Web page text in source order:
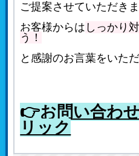
ご提案させていただきま
お客様からは しっかり
う！
と感謝のお言葉をいた
👉お問い合わ
リック